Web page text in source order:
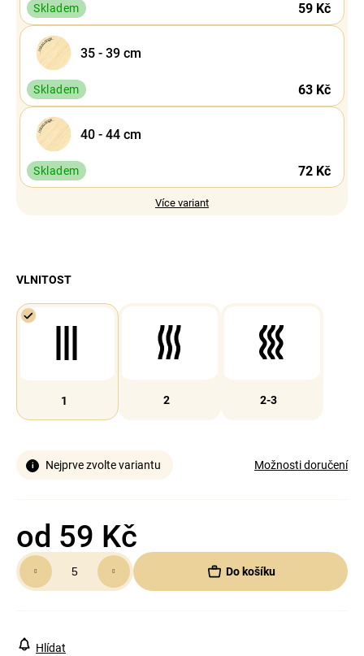
Skladem 59 Kč
35 - 39 cm
Skladem 63 Kč
40 - 44 cm
Skladem 72 Kč
Více variant
VLNITOST
1 2 2-3
Nejprve zvolte variantu Možnosti doručení
od 59 Kč
Měrná
cena:
Do košíku
Hlídat